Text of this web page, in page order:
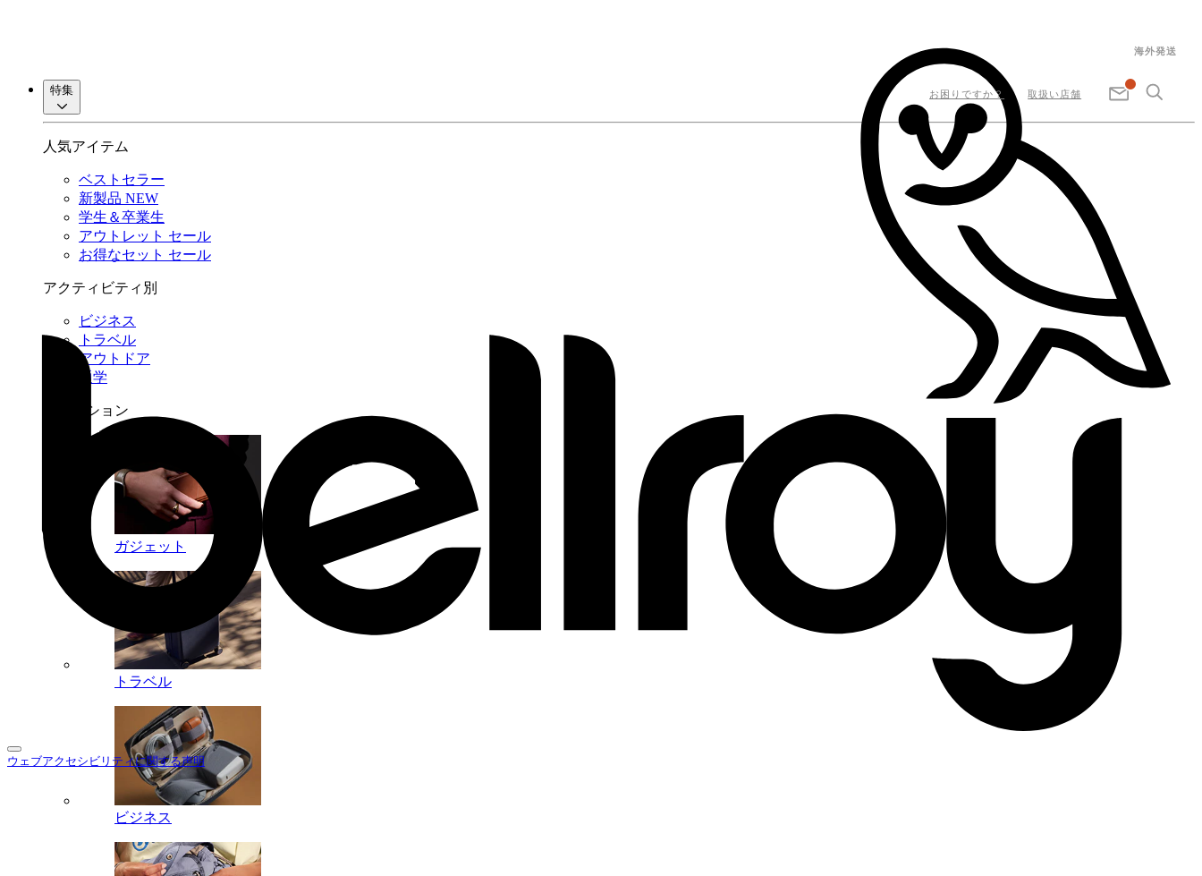
海外発送
ウェブアクセシビリティに関する声明
お困りですか？ 取扱い店舗
特集
人気アイテム
ベストセラー
新製品 NEW
学生＆卒業生
アウトレット セール
お得なセット セール
アクティビティ別
ビジネス
トラベル
アウトドア
通学
コレクション
ガジェット
トラベル
ビジネス